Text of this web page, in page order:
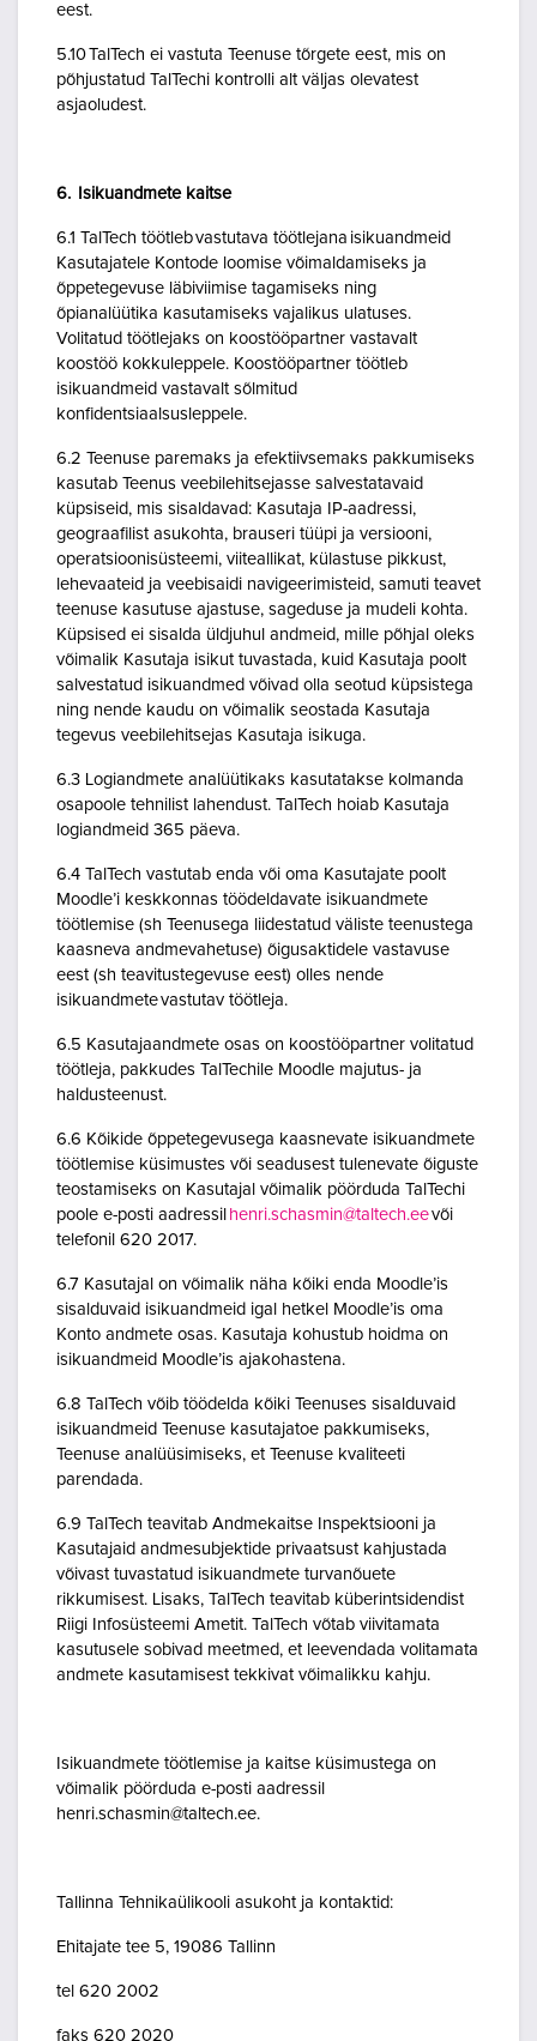
eest.
5.10 TalTech ei vastuta Teenuse tõrgete eest, mis on
põhjustatud TalTechi kontrolli alt väljas olevatest
asjaoludest.
6. Isikuandmete kaitse
6.1 TalTech töötleb vastutava töötlejana isikuandmeid
Kasutajatele Kontode loomise võimaldamiseks ja
õppetegevuse läbiviimise tagamiseks ning
õpianalüütika kasutamiseks vajalikus ulatuses.
Volitatud töötlejaks on koostööpartner vastavalt
koostöö kokkuleppele. Koostööpartner töötleb
isikuandmeid vastavalt sõlmitud
konfidentsiaalsusleppele.
6.2 Teenuse paremaks ja efektiivsemaks pakkumiseks
kasutab Teenus veebilehitsejasse salvestatavaid
küpsiseid, mis sisaldavad: Kasutaja IP-aadressi,
geograafilist asukohta, brauseri tüüpi ja versiooni,
operatsioonisüsteemi, viiteallikat, külastuse pikkust,
lehevaateid ja veebisaidi navigeerimisteid, samuti teavet
teenuse kasutuse ajastuse, sageduse ja mudeli kohta.
Küpsised ei sisalda üldjuhul andmeid, mille põhjal oleks
võimalik Kasutaja isikut tuvastada, kuid Kasutaja poolt
salvestatud isikuandmed võivad olla seotud küpsistega
ning nende kaudu on võimalik seostada Kasutaja
tegevus veebilehitsejas Kasutaja isikuga.
6.3 Logiandmete analüütikaks kasutatakse kolmanda
osapoole tehnilist lahendust. TalTech hoiab Kasutaja
logiandmeid 365 päeva.
6.4 TalTech vastutab enda või oma Kasutajate poolt
Moodle’i keskkonnas töödeldavate isikuandmete
töötlemise (sh Teenusega liidestatud väliste teenustega
kaasneva andmevahetuse) õigusaktidele vastavuse
eest (sh teavitustegevuse eest) olles nende
isikuandmete vastutav töötleja.
6.5 Kasutajaandmete osas on koostööpartner volitatud
töötleja, pakkudes TalTechile Moodle majutus- ja
haldusteenust.
6.6 Kõikide õppetegevusega kaasnevate isikuandmete
töötlemise küsimustes või seadusest tulenevate õiguste
teostamiseks on Kasutajal võimalik pöörduda TalTechi
poole e-posti aadressil henri.schasmin@taltech.eevõi
telefonil 620 2017.
6.7 Kasutajal on võimalik näha kõiki enda Moodle’is
sisalduvaid isikuandmeid igal hetkel Moodle’is oma
Konto andmete osas. Kasutaja kohustub hoidma on
isikuandmeid Moodle’is ajakohastena.
6.8 TalTech võib töödelda kõiki Teenuses sisalduvaid
isikuandmeid Teenuse kasutajatoe pakkumiseks,
Teenuse analüüsimiseks, et Teenuse kvaliteeti
parendada.
6.9 TalTech teavitab Andmekaitse Inspektsiooni ja
Kasutajaid andmesubjektide privaatsust kahjustada
võivast tuvastatud isikuandmete turvanõuete
rikkumisest. Lisaks, TalTech teavitab küberintsidendist
Riigi Infosüsteemi Ametit. TalTech võtab viivitamata
kasutusele sobivad meetmed, et leevendada volitamata
andmete kasutamisest tekkivat võimalikku kahju.
Isikuandmete töötlemise ja kaitse küsimustega on
võimalik pöörduda e-posti aadressil
henri.schasmin@taltech.ee.
Tallinna Tehnikaülikooli asukoht ja kontaktid:
Ehitajate tee 5, 19086 Tallinn
tel 620 2002
faks 620 2020